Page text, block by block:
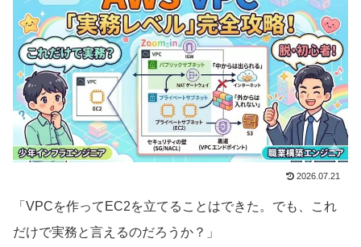
2026.07.21
「VPCを作ってEC2を立てることはできた。でも、これ
だけで実務と言えるのだろうか？」